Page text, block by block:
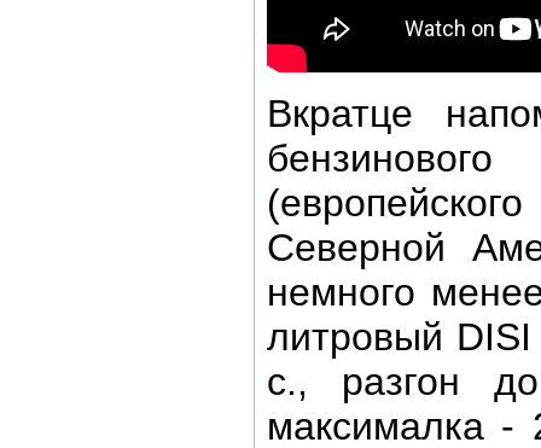
Вкратце
Северной
немного
литровый
с., разгон
максималка -